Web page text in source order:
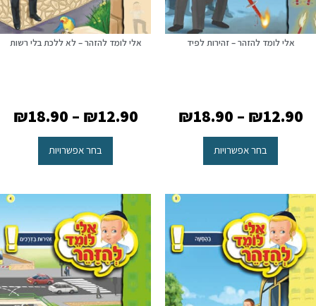
אלי לומד להזהר – זהירות לפיד
₪12.90
–
₪18.90
בחר אפשרויות
אלי לומד להזהר – לא ללכת בלי רשות
₪12.90
–
₪18.90
בחר אפשרויות